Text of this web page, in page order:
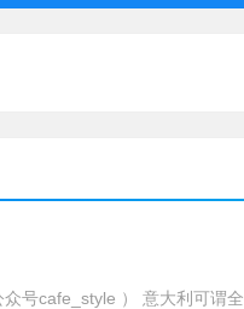
号cafe_style ） 意大利可谓全